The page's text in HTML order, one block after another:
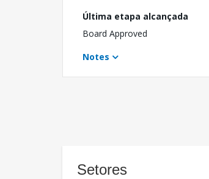
Última etapa alcançada
Board Approved
Notes
Setores